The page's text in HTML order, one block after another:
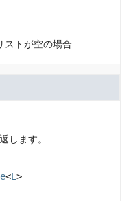
ストが空の場合
します。
<E>